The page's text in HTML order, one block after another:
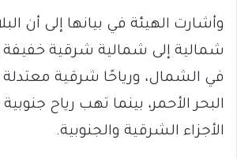
وأشارت الهيئة في بيانها إلى أن
شمالية إلى شمالية شرقية
في الشمال، ورياحًا شرقية
البحر الأحمر، بينما تهب رياح
الأجزاء الشرقية والجنوبية.